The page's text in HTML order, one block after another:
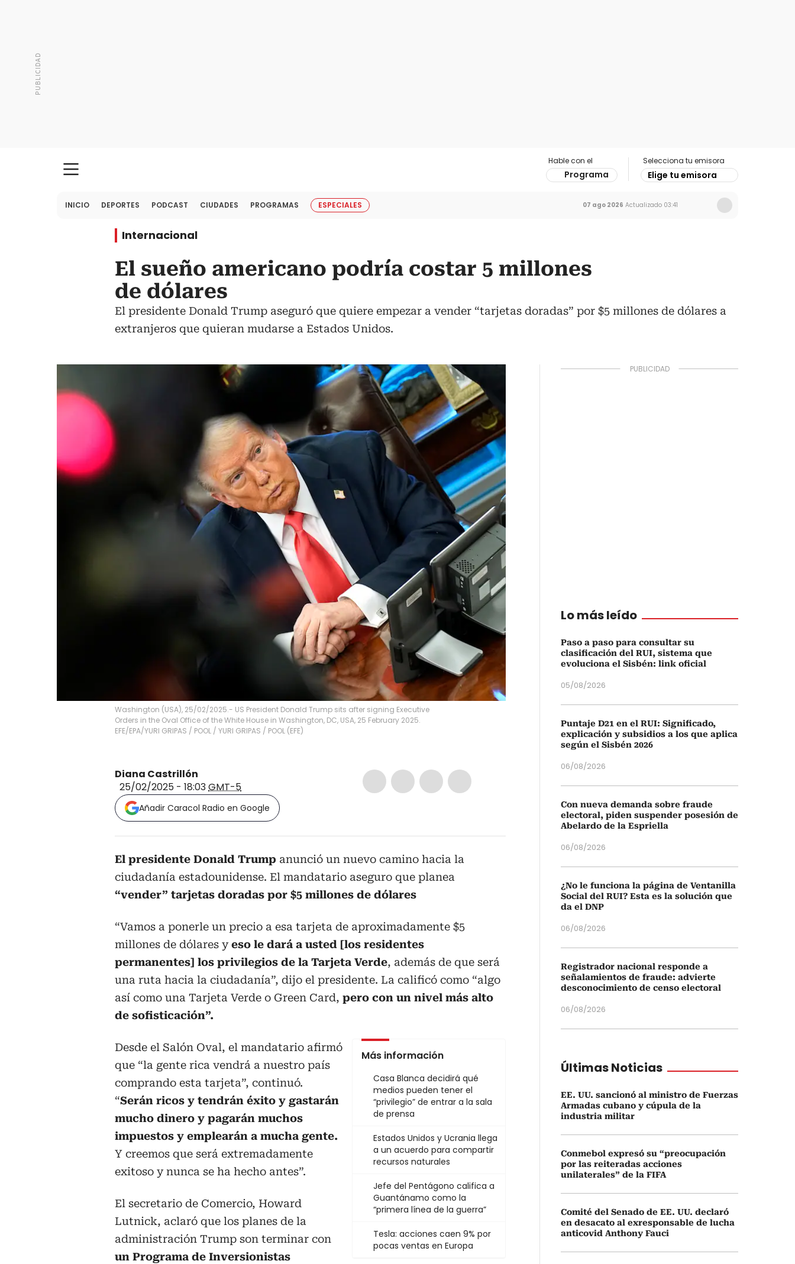
Hable con el
Programa
Selecciona tu emisora
Elige tu emisora
INICIO DEPORTES PODCAST CIUDADES PROGRAMAS ESPECIALES 07 ago 2026 Actualizado 03:41
Internacional
El sueño americano podría costar 5 millones
de dólares
El presidente Donald Trump aseguró que quiere empezar a vender “tarjetas doradas” por $5 millones de dólares a
extranjeros que quieran mudarse a Estados Unidos.
Washington (USA), 25/02/2025.- US President Donald Trump sits after signing Executive
Orders in the Oval Office of the White House in Washington, DC, USA, 25 February 2025.
EFE/EPA/YURI GRIPAS / POOL / YURI GRIPAS / POOL (EFE)
Diana Castrillón
25/02/2025 - 18:03GMT-5
Añadir Caracol Radio en Google
El presidente Donald Trump anunció un nuevo camino hacia la
ciudadanía estadounidense. El mandatario aseguro que planea
“vender” tarjetas doradas por $5 millones de dólares
“Vamos a ponerle un precio a esa tarjeta de aproximadamente $5
millones de dólares yeso le dará a usted [los residentes
permanentes] los privilegios de la Tarjeta Verde, además de que será
una ruta hacia la ciudadanía”, dijo el presidente. La calificó como “algo
así como una Tarjeta Verde o Green Card, pero con un nivel más alto
de sofisticación”.
Más información
Casa Blanca decidirá qué
medios pueden tener el
“privilegio” de entrar a la sala
de prensa
Estados Unidos y Ucrania llega
a un acuerdo para compartir
recursos naturales
Jefe del Pentágono califica a
Guantánamo como la
“primera línea de la guerra”
Tesla: acciones caen 9% por
pocas ventas en Europa
Desde el Salón Oval, el mandatario afirmó
que “la gente rica vendrá a nuestro país
comprando esta tarjeta”, continuó.
“Serán ricos y tendrán éxito y gastarán
mucho dinero y pagarán muchos
impuestos y emplearán a mucha gente.
Y creemos que será extremadamente
exitoso y nunca se ha hecho antes”.
El secretario de Comercio, Howard
Lutnick, aclaró que los planes de la
administración Trump son terminar con
un Programa de Inversionistas
Lo más leído
Paso a paso para consultar su
clasificación del RUI, sistema que
evoluciona el Sisbén: link oficial
05/08/2026
Puntaje D21 en el RUI: Significado,
explicación y subsidios a los que aplica
según el Sisbén 2026
06/08/2026
Con nueva demanda sobre fraude
electoral, piden suspender posesión de
Abelardo de la Espriella
06/08/2026
¿No le funciona la página de Ventanilla
Social del RUI? Esta es la solución que
da el DNP
06/08/2026
Registrador nacional responde a
señalamientos de fraude: advierte
desconocimiento de censo electoral
06/08/2026
Últimas Noticias
EE. UU. sancionó al ministro de Fuerzas
Armadas cubano y cúpula de la
industria militar
Conmebol expresó su “preocupación
por las reiteradas acciones
unilaterales” de la FIFA
Comité del Senado de EE. UU. declaró
en desacato al exresponsable de lucha
anticovid Anthony Fauci